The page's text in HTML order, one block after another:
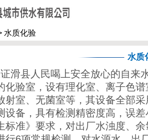
水质化验
水质
县人民喝上安全放心的自来
化验室，设有理化室、离子色
射室、无菌室等，其设备全部
设备，具有检测精密度高，误
标准》要求，对出厂水浊度、